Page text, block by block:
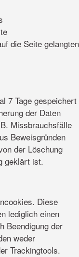
die Seite gelangten
7 Tage gespeichert
der Daten
Missbrauchsfälle
Beweisgründen
der Löschung
geklärt ist.
Diese
lediglich einen
Beendigung der
weder
Trackingtools.